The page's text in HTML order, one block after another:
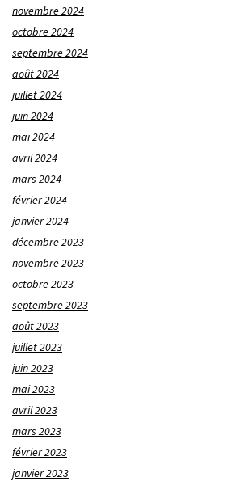
novembre 2024
octobre 2024
septembre 2024
août 2024
juillet 2024
juin 2024
mai 2024
avril 2024
mars 2024
février 2024
janvier 2024
décembre 2023
novembre 2023
octobre 2023
septembre 2023
août 2023
juillet 2023
juin 2023
mai 2023
avril 2023
mars 2023
février 2023
janvier 2023